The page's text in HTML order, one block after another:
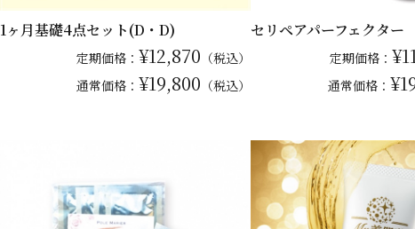
1ヶ月基礎4点セット(D・D)
定期価格： ¥12,870 （税込）
通常価格： ¥19,800 （税込）
セリペアパーフェクター
定期価格：
通常価格：